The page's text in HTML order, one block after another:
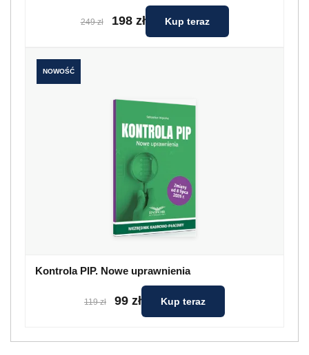
249 zł 198 zł Kup teraz
NOWOŚĆ
Kontrola PIP. Nowe uprawnienia
119 zł 99 zł Kup teraz